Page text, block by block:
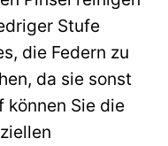
Stufe
die Federn zu
da sie sonst
können Sie die